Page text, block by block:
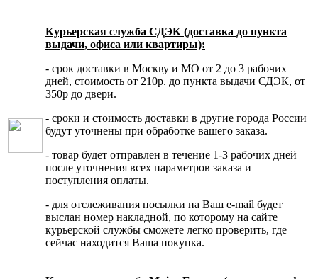
Курьерская служба СДЭК (доставка до пункта
выдачи, офиса или квартиры):
- срок доставки в Москву и МО от 2 до 3 рабочих
дней, стоимость от 210р. до пункта выдачи СДЭК, от
350р до двери.
- сроки и стоимость доставки в другие города России
будут уточнены при обработке вашего заказа.
- товар будет отправлен в течение 1-3 рабочих дней
после уточнения всех параметров заказа и
поступления оплаты.
- для отслеживания посылки на Ваш e-mail будет
выслан номер накладной, по которому на сайте
курьерской службы сможете легко проверить, где
сейчас находится Ваша покупка.